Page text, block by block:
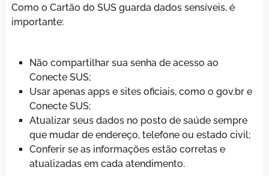
Como o Cartão do SUS guarda dados sensíveis, é
importante:
Não compartilhar sua senha de acesso ao
Conecte SUS;
Usar apenas apps e sites oficiais, como o gov.br e
Conecte SUS;
Atualizar seus dados no posto de saúde sempre
que mudar de endereço, telefone ou estado civil;
Conferir se as informações estão corretas e
atualizadas em cada atendimento.